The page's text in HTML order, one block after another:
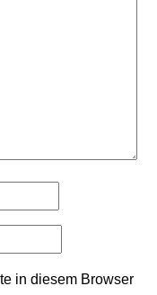
in diesem Browser